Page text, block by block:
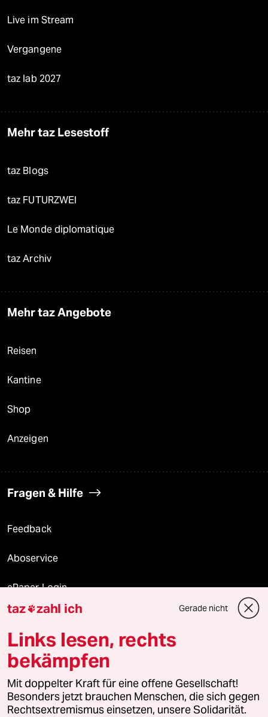
Live im Stream
Vergangene
taz lab 2027
Mehr taz Lesestoff
taz Blogs
taz FUTURZWEI
Le Monde diplomatique
taz Archiv
Mehr taz Angebote
Reisen
Kantine
Shop
Anzeigen
Fragen & Hilfe
Feedback
Aboservice
ePaper Login
Downloads für Abonnierende
© 2026 taz Verlags und Vertriebs GmbH
Alle Rechte vorbehalten. Bei rechtlichen Fragen oder für Genehmigungen
wenden Sie sich bitte an
lizenzen@taz.de
taz zahl ich Gerade nicht
Links lesen, rechts
bekämpfen
Mit doppelter Kraft für eine offene Gesellschaft!
Besonders jetzt brauchen Menschen, die sich gegen
Rechtsextremismus einsetzen, unsere Solidarität.